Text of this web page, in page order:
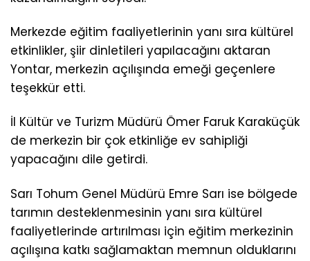
Merkezde eğitim faaliyetlerinin yanı sıra kültürel
etkinlikler, şiir dinletileri yapılacağını aktaran
Yontar, merkezin açılışında emeği geçenlere
teşekkür etti.
İl Kültür ve Turizm Müdürü Ömer Faruk Karaküçük
de merkezin bir çok etkinliğe ev sahipliği
yapacağını dile getirdi.
Sarı Tohum Genel Müdürü Emre Sarı ise bölgede
tarımın desteklenmesinin yanı sıra kültürel
faaliyetlerinde artırılması için eğitim merkezinin
açılışına katkı sağlamaktan memnun olduklarını